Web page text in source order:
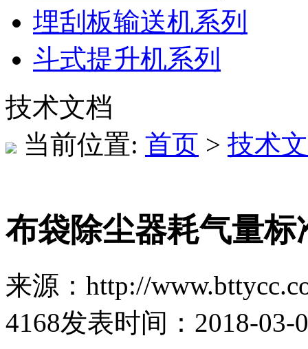
埋刮板输送机系列
斗式提升机系列
技术文档
当前位置: 首页 > 技术
布袋除尘器耗气量标
来源：http://
4168发表时间：2018-03-